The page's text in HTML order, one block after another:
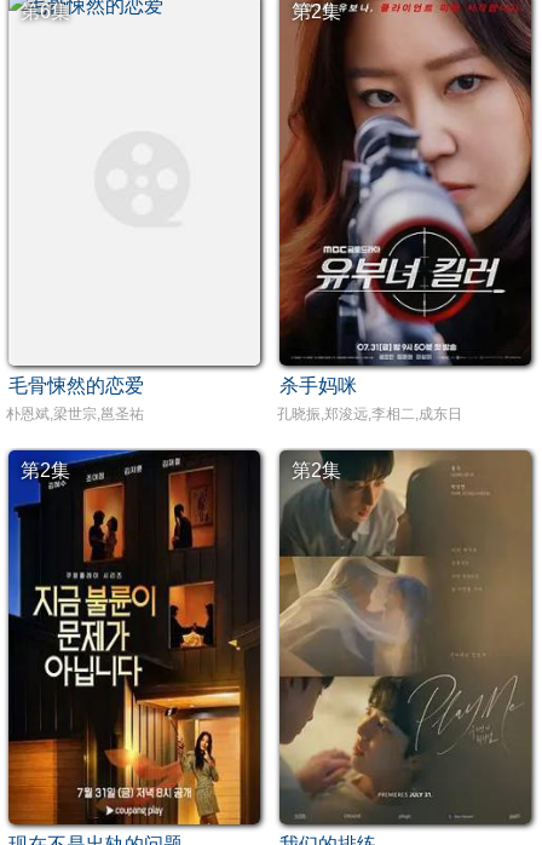
第6集
毛骨悚然的恋爱
朴恩斌,梁世宗,邕圣祐
第2集
杀手妈咪
孔晓振,郑浚远,李相二,成东日
第2集 第2集